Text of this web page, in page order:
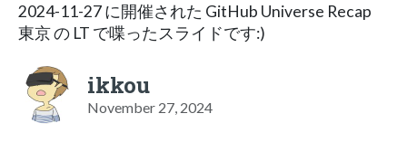
2024-11-27 に開催された GitHub Universe Recap
東京 の LT で喋ったスライドです:)
ikkou
November 27, 2024